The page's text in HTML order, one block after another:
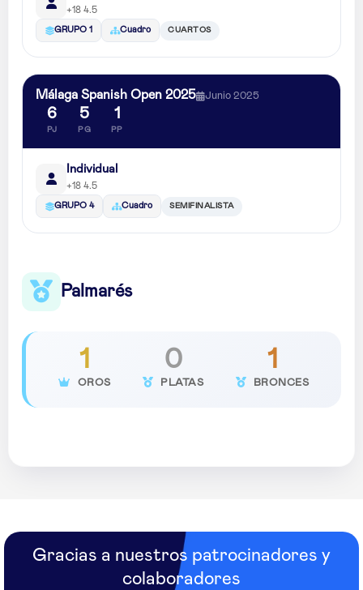
+18 4.5
GRUPO 1 Cuadro CUARTOS
Málaga Spanish Open 2025 Junio 2025
6
PJ
5
PG
1
PP
Individual
+18 4.5
GRUPO 4 Cuadro SEMIFINALISTA
Palmarés
1
OROS
0
PLATAS
1
BRONCES
Gracias a nuestros patrocinadores y
colaboradores